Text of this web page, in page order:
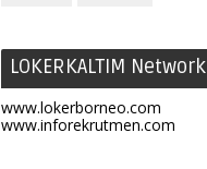
LOKERKALTIM Network
www.lokerborneo.com
www.inforekrutmen.com